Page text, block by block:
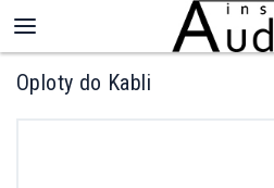
Oploty do Kabli